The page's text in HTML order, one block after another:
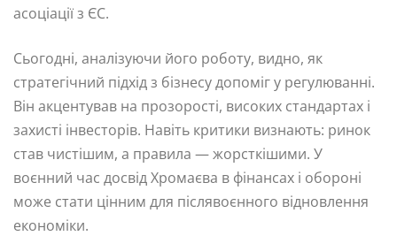
асоціації з ЄС.
Сьогодні, аналізуючи його роботу, видно, як
стратегічний підхід з бізнесу допоміг у регулюванні.
Він акцентував на прозорості, високих стандартах і
захисті інвесторів. Навіть критики визнають: ринок
став чистішим, а правила — жорсткішими. У
воєнний час досвід Хромаєва в фінансах і обороні
може стати цінним для післявоєнного відновлення
економіки.